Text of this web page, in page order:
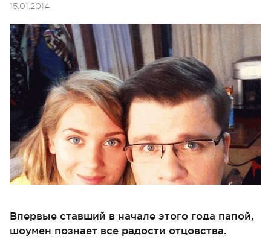
15.01.2014
Впервые ставший в начале этого года папой,
шоумен познает все радости отцовства.